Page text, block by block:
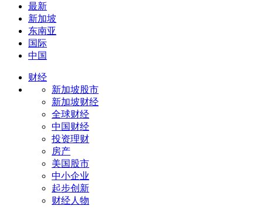
最新
新加坡
东南亚
国际
中国
财经
新加坡股市
新加坡财经
全球财经
中国财经
投资理财
房产
美国股市
中小企业
起步创新
财经人物